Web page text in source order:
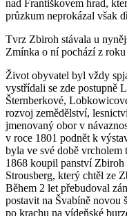
nad Františkovem hrad,
průzkum neprokázal však
Tvrz Zbiroh stávala u
Zmínka o ní pochází z
Život obyvatel byl vždy
vystřídali se zde postupně
Šternberkové,
rozvoj zemědělství,
jmenovaný obor v
v roce 1801 podnět k
byla ve své době
1868 koupil panství
Strousberg, který chtěl ze
Během 2 let přebudoval
postavit na Švabíně novou
po krachu na vídeňské